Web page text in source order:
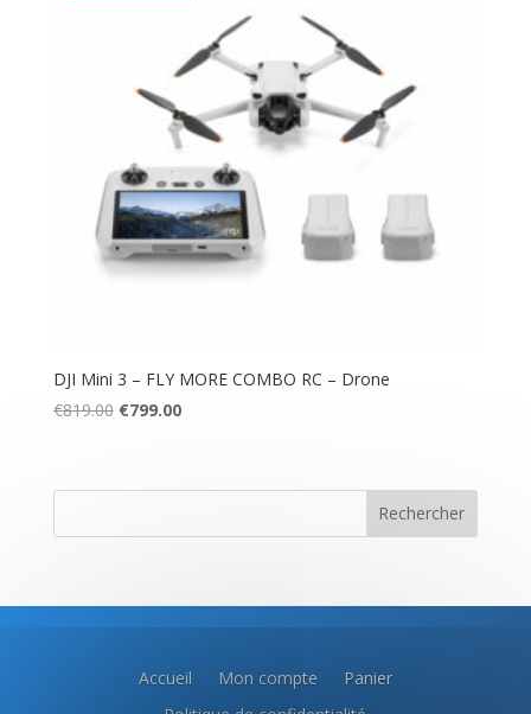
DJI Mini 3 – FLY MORE COMBO RC – Drone
€819.00 Le
était :
€799.00Le
est :
Rechercher
Accueil Mon compte
Panier